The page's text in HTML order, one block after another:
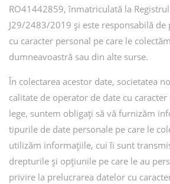
RO41442859, înmatriculată la
J29/2483/2019 și este responsabilă
cu caracter personal pe care le
dumneavoastră sau din alte surse.
În colectarea acestor date, societatea
calitate de operator de date cu
lege, suntem obligați să vă furnizăm
tipurile de date personale pe care le
utilizăm informațiile, cui îi sunt
drepturile și opțiunile pe care le au
privire la prelucrarea datelor cu